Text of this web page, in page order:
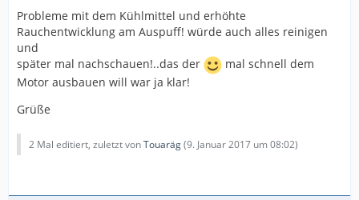
Probleme mit dem Kühlmittel und erhöhte
Rauchentwicklung am Auspuff! würde auch alles reinigen
und
später mal nachschauen!..das der
mal schnell dem
Motor ausbauen will war ja klar!
Grüße
2 Mal editiert, zuletzt vonTouaräg(9. Januar 2017 um 08:02)